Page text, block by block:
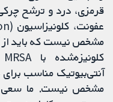
مشخص نیست که باید از
مشخص نیست. ما سعی